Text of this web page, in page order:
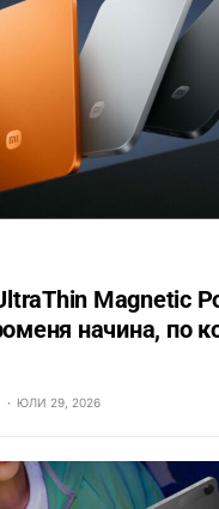
Magnetic
начина, по
ЮЛИ 29, 2026